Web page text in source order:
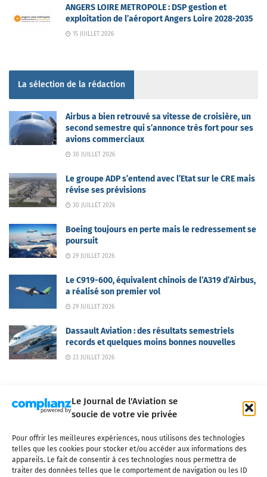
Le Journal de l'Aviation se
soucie de votre vie privée
Pour offrir les meilleures expériences, nous utilisons des technologies
telles que les cookies pour stocker et/ou accéder aux informations des
appareils. Le fait de consentir à ces technologies nous permettra de
traiter des données telles que le comportement de navigation ou les ID
ANGERS LOIRE METROPOLE : DSP gestion et
exploitation de l’aéroport Angers Loire 2028-2035
15 JUILLET 2026
La sélection de la rédaction
Airbus a bien retrouvé sa vitesse de croisière, un
second semestre qui s’annonce très fort pour ses
avions commerciaux
30 JUILLET 2026
Le groupe ADP s’entend avec l’Etat sur le CRE mais
révise ses prévisions
30 JUILLET 2026
Boeing toujours en perte mais le redressement se
poursuit
29 JUILLET 2026
Le C919-600, équivalent chinois de l’A319 d’Airbus,
a réalisé son premier vol
29 JUILLET 2026
Dassault Aviation : des résultats semestriels
records et quelques moins bonnes nouvelles
23 JUILLET 2026
Qui sommes-nous ? Nous contacter
Partenaires
Mentions légales
CGV Politique de confidentialité Cookies